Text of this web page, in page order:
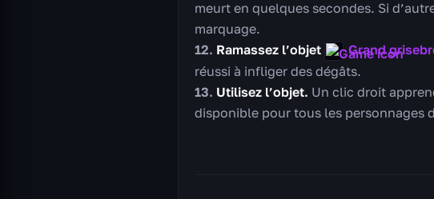
meurt en quelques secondes. Si
marquage.
Ramassez l’objet
Grand
réussi à infliger des dégâts.
Utilisez l’objet. Un clic droit
disponible pour tous les personnages